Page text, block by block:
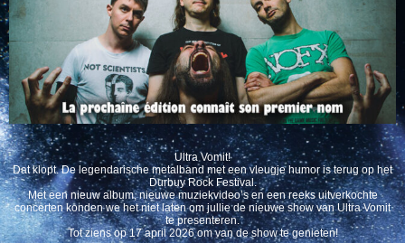
Ultra Vomit!
Dat klopt. De legendarische metalband met een vleugje humor is terug op het
Durbuy Rock Festival.
Met een nieuw album, nieuwe muziekvideo’s en een reeks uitverkochte
concerten konden we het niet laten om jullie de nieuwe show van Ultra Vomit
te presenteren.
Tot ziens op 17 april 2026 om van de show te genieten!